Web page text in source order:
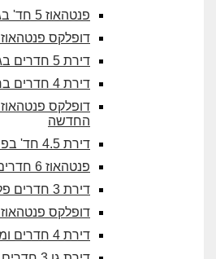
פנטהאוז 5 חד' בגימל החדשה
דופלקס פנטהאוז 6 חד' בגוש הגדול
דירת 5 חדרים בגימל החדשה
דירת 4 חדרים ברמת אביב החדשה
החדשה
דירת 4.5 חד' בפרויקט צמרות הרצליה
פנטהאוז 6 חדרים ברמת אביב החדשה
דירת 3 חדרים פלוס ממ"ד בפרויקט בלו
דופלקס פנטהאוז 6 חדרים בגוש הגדול
דירת 4 חדרים וממ"ד במגדלי נאמן